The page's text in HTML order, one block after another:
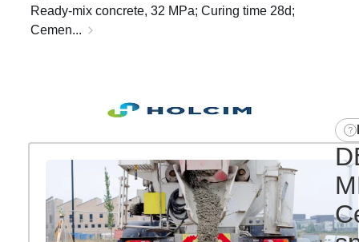
Ready-mix concrete, 32 MPa; Curing time 28d;
Cemen...